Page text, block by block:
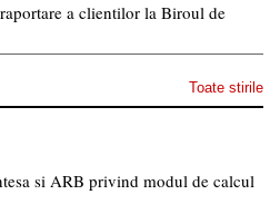
a clientilor la Biroul de
Toate stirile
si ARB privind modul de calcul